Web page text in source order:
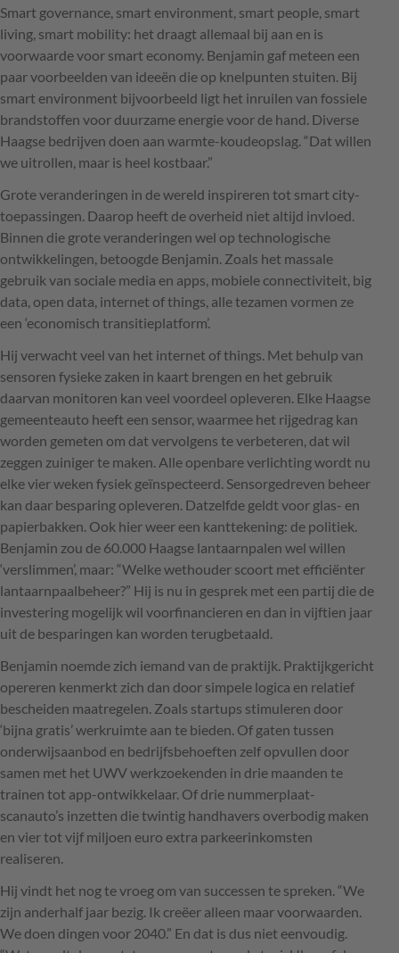
Smart governance, smart environment, smart people, smart
living, smart mobility: het draagt allemaal bij aan en is
voorwaarde voor smart economy. Benjamin gaf meteen een
paar voorbeelden van ideeën die op knelpunten stuiten. Bij
smart environment bijvoorbeeld ligt het inruilen van fossiele
brandstoffen voor duurzame energie voor de hand. Diverse
Haagse bedrijven doen aan warmte-koudeopslag. “Dat willen
we uitrollen, maar is heel kostbaar.”
Grote veranderingen in de wereld inspireren tot smart city-
toepassingen. Daarop heeft de overheid niet altijd invloed.
Binnen die grote veranderingen wel op technologische
ontwikkelingen, betoogde Benjamin. Zoals het massale
gebruik van sociale media en apps, mobiele connectiviteit, big
data, open data, internet of things, alle tezamen vormen ze
een ‘economisch transitieplatform’.
Hij verwacht veel van het internet of things. Met behulp van
sensoren fysieke zaken in kaart brengen en het gebruik
daarvan monitoren kan veel voordeel opleveren. Elke Haagse
gemeenteauto heeft een sensor, waarmee het rijgedrag kan
worden gemeten om dat vervolgens te verbeteren, dat wil
zeggen zuiniger te maken. Alle openbare verlichting wordt nu
elke vier weken fysiek geïnspecteerd. Sensorgedreven beheer
kan daar besparing opleveren. Datzelfde geldt voor glas- en
papierbakken. Ook hier weer een kanttekening: de politiek.
Benjamin zou de 60.000 Haagse lantaarnpalen wel willen
‘verslimmen’, maar: “Welke wethouder scoort met efficiënter
lantaarnpaalbeheer?” Hij is nu in gesprek met een partij die de
investering mogelijk wil voorfinancieren en dan in vijftien jaar
uit de besparingen kan worden terugbetaald.
Benjamin noemde zich iemand van de praktijk. Praktijkgericht
opereren kenmerkt zich dan door simpele logica en relatief
bescheiden maatregelen. Zoals startups stimuleren door
‘bijna gratis’ werkruimte aan te bieden. Of gaten tussen
onderwijsaanbod en bedrijfsbehoeften zelf opvullen door
samen met het UWVwerkzoekenden in drie maanden te
trainen tot app-ontwikkelaar. Of drie nummerplaat-
scanauto’s inzetten die twintig handhavers overbodig maken
en vier tot vijf miljoen euro extra parkeerinkomsten
realiseren.
Hij vindt het nog te vroeg om van successen te spreken. “We
zijn anderhalf jaar bezig. Ik creëer alleen maar voorwaarden.
We doen dingen voor 2040.” En dat is dus niet eenvoudig.